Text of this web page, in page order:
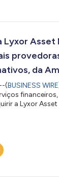
risco,
Lyxor
da
(BUSINESS WIRE
a Lyxor Asset
líder de
e